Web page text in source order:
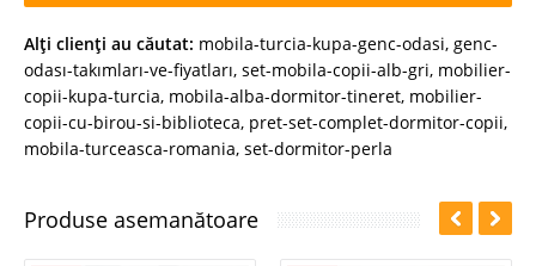
Alţi clienţi au căutat: mobila-turcia-kupa-genc-odasi, genc-
odası-takımları-ve-fiyatları, set-mobila-copii-alb-gri, mobilier-
copii-kupa-turcia, mobila-alba-dormitor-tineret, mobilier-
copii-cu-birou-si-biblioteca, pret-set-complet-dormitor-copii,
mobila-turceasca-romania, set-dormitor-perla
Produse asemanătoare